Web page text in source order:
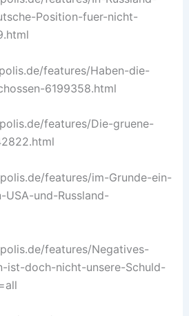
Position-fuer-nicht-
features/Haben-die-
6199358.html
features/Die-gruene-
features/im-Grunde-ein-
und-Russland-
features/Negatives-
ist-doch-nicht-unsere-Schuld-